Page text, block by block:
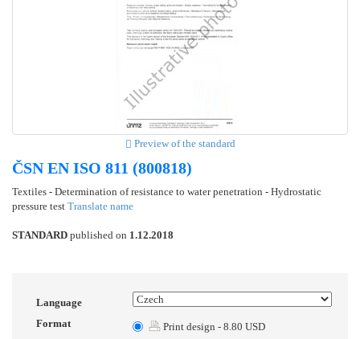
Preview of the standard
ČSN EN ISO 811 (800818)
Textiles - Determination of resistance to water penetration - Hydrostatic
pressure test Translate name
STANDARD published on 1.12.2018
Language
Format
Print design - 8.80 USD